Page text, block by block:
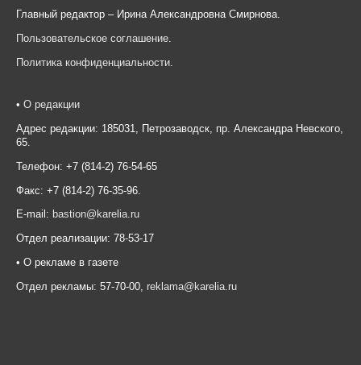
Главный редактор – Ирина Александровна Смирнова.
Пользовательское соглашение
Политика конфиденциальности
• О редакции
Адрес редакции: 185031, Петрозаводск, пр. Александра Невского,
65.
Телефон: +7 (814-2) 76-54-65
Факс: +7 (814-2) 76-35-96.
E-mail: bastion@karelia.ru
Отдел реализации: 78-53-17
• О рекламе в газете
Отдел рекламы: 57-70-00, reklama@karelia.ru